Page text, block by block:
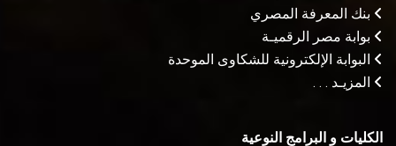
بنك المعرفة المصري
بوابة مصر الرقميـة
البوابة الإلكترونية للشكاوى الموحدة
المزيـد . . .
الكليات و البرامج النوعية